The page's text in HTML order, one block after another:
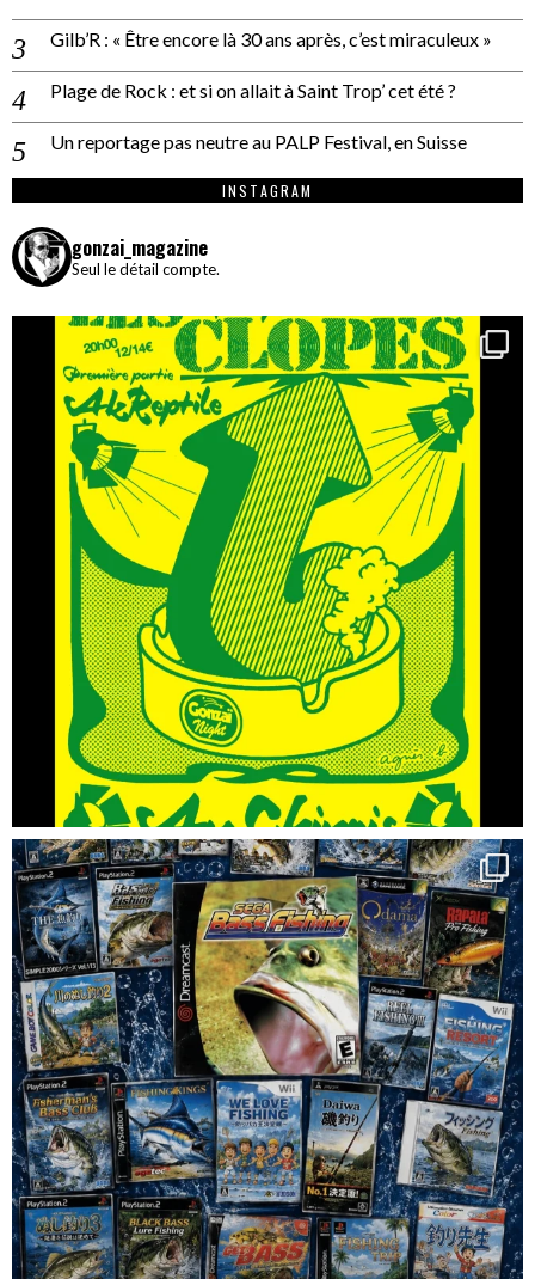
Gilb’R : « Être encore là 30 ans après, c’est miraculeux »
Plage de Rock : et si on allait à Saint Trop’ cet été ?
Un reportage pas neutre au PALP Festival, en Suisse
INSTAGRAM
gonzai_magazine
Seul le détail compte.